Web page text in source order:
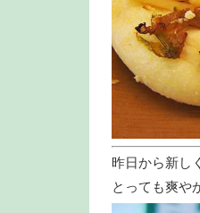
昨日から新し
とっても爽や